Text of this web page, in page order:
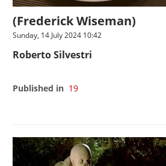
(Frederick Wiseman)
Sunday, 14 July 2024 10:42
Roberto Silvestri
Published in 19